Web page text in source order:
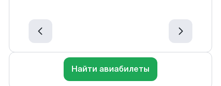
Найти авиабилеты